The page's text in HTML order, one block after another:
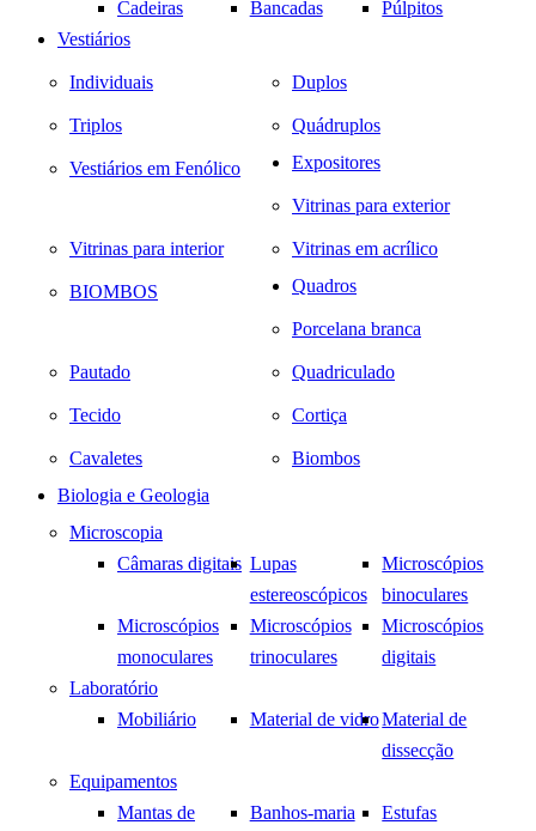
Cadeiras
Bancadas
Púlpitos
Vestiários
Individuais Duplos
Triplos Quádruplos
Vestiários em Fenólico Expositores
Vitrinas para exterior
Vitrinas para interior Vitrinas em acrílico
BIOMBOS Quadros
Porcelana branca
Pautado Quadriculado
Tecido Cortiça
Cavaletes
Biombos
Biologia e Geologia
Microscopia
Câmaras digitais Lupas
estereoscópicos
Microscópios
binoculares
Microscópios
monoculares
Microscópios
trinoculares
Microscópios
digitais
Laboratório
Mobiliário
Material de vidroMaterial de
dissecção
Equipamentos
Mantas de
Banhos-maria
Estufas